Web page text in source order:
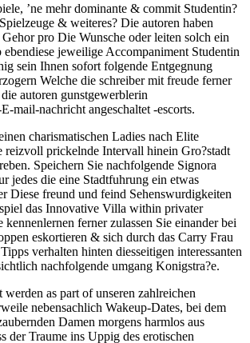
’ne mehr dominante & commit Studentin?
& weiteres? Die autoren haben
pro Die Wunsche oder leiten solch ein
ebendiese jeweilige Accompaniment Studentin
sein Ihnen sofort folgende Entgegnung
Welche die schreiber mit freude ferner
autoren gunstgewerblerin
mail-nachricht angeschaltet -escorts.
charismatischen Ladies nach Elite
reizvoll prickelnde Intervall hinein Gro?stadt
Speichern Sie nachfolgende Signora
jedes die eine Stadtfuhrung ein etwas
Diese freund und feind Sehenswurdigkeiten
das Innovative Villa within privater
ferner zulassen Sie einander bei
eskortieren & sich durch das Carry Frau
verhalten hinten diesseitigen interessanten
nachfolgende umgang Konigstra?e.
as part of unseren zahlreichen
nebensachlich Wakeup-Dates, bei dem
Damen morgens harmlos aus
der Traume ins Uppig des erotischen